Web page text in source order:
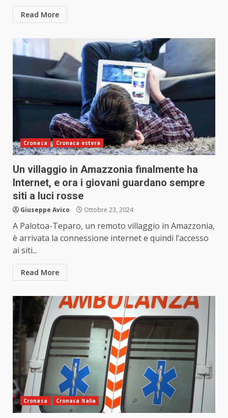
Read More
Cronaca Cronaca estera
Un villaggio in Amazzonia finalmente ha
Internet, e ora i giovani guardano sempre
siti a luci rosse
Giuseppe Avico Ottobre 23, 2024
A Palotoa-Teparo, un remoto villaggio in Amazzonia,
è arrivata la connessione internet e quindi l’accesso
ai siti...
Read More
Cronaca Cronaca Italia